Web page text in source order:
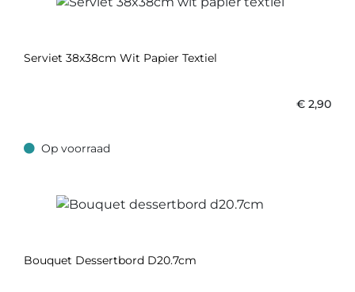
Serviet 38x38cm Wit Papier Textiel
€ 2,90
Op voorraad
Op voorraad
Bouquet Dessertbord D20.7cm